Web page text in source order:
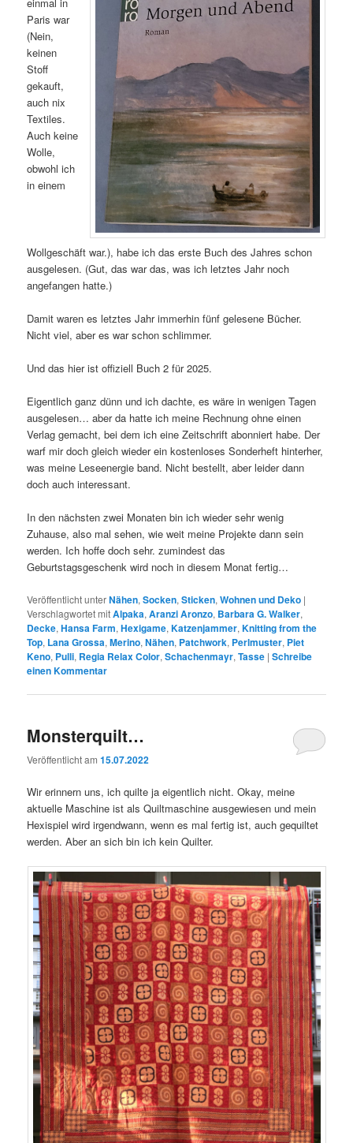
Paris war
(Nein,
keinen
Stoff
gekauft,
auch nix
Textiles.
Auch keine
Wolle,
obwohl ich
in einem
Wollgeschäft war.), habe ich das erste Buch des Jahres schon
ausgelesen. (Gut, das war das, was ich letztes Jahr noch
angefangen hatte.)
Damit waren es letztes Jahr immerhin fünf gelesene Bücher.
Nicht viel, aber es war schon schlimmer.
Und das hier ist offiziell Buch 2 für 2025.
Eigentlich ganz dünn und ich dachte, es wäre in wenigen Tagen
ausgelesen… aber da hatte ich meine Rechnung ohne einen
Verlag gemacht, bei dem ich eine Zeitschrift abonniert habe. Der
warf mir doch gleich wieder ein kostenloses Sonderheft hinterher,
was meine Leseenergie band. Nicht bestellt, aber leider dann
doch auch interessant.
In den nächsten zwei Monaten bin ich wieder sehr wenig
Zuhause, also mal sehen, wie weit meine Projekte dann sein
werden. Ich hoffe doch sehr. zumindest das
Geburtstagsgeschenk wird noch in diesem Monat fertig…
Veröffentlicht unterNähen,Socken,Sticken,Wohnen und Deko |
Verschlagwortet mitAlpaka,Aranzi Aronzo, Barbara G. Walker,
Decke,Hansa Farm,Hexigame,Katzenjammer,Knitting from the
Top, Lana Grossa,Merino,Nähen, Patchwork, Perlmuster, Piet
Keno, Pulli, Regia Relax Color,Schachenmayr,Tasse |Schreibe
einen Kommentar
Monsterquilt…
Veröffentlicht am15.07.2022
Wir erinnern uns, ich quilte ja eigentlich nicht. Okay, meine
aktuelle Maschine ist als Quiltmaschine ausgewiesen und mein
Hexispiel wird irgendwann, wenn es mal fertig ist, auch gequiltet
werden. Aber an sich bin ich kein Quilter.